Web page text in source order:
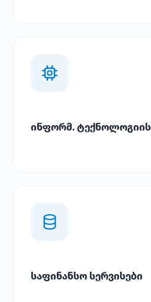
ინფორმ.
საფინანსო სერვისები